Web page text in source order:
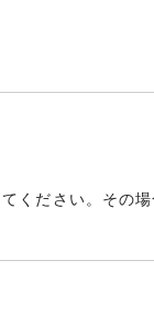
ください。その